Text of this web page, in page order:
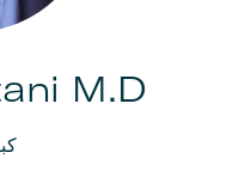
M.D